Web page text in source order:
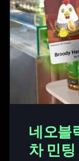
네오블
차 민팅